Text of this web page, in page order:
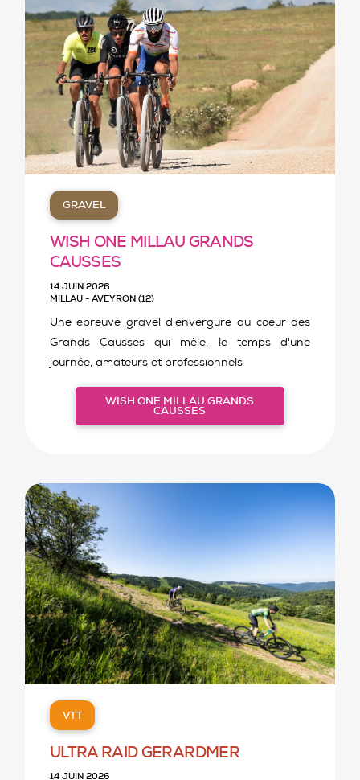
GRAVEL
WISH ONE MILLAU GRANDS
CAUSSES
14 JUIN 2026
MILLAU - AVEYRON (12)
Une épreuve gravel d'envergure au coeur des
Grands Causses qui mèle, le temps d'une
journée, amateurs et professionnels
WISH ONE MILLAU GRANDS
CAUSSES
VTT
ULTRA RAID GERARDMER
14 JUIN 2026